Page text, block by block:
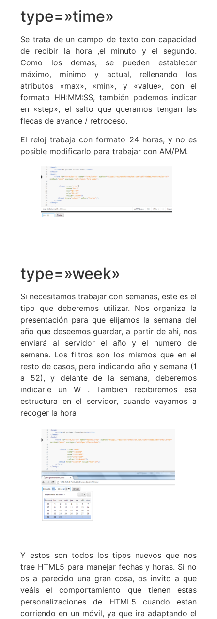
type=»time»
Se trata de un campo de texto con capacidad
de recibir la hora ,el minuto y el segundo.
Como los demas, se pueden establecer
máximo, mínimo y actual, rellenando los
atributos «max», «min», y «value», con el
formato HH:MM:SS, también podemos indicar
en «step», el salto que queramos tengan las
flecas de avance / retroceso.
El reloj trabaja con formato 24 horas, y no es
posible modificarlo para trabajar con AM/PM.
type=»week»
Si necesitamos trabajar con semanas, este es el
tipo que deberemos utilizar. Nos organiza la
presentación para que elijamos la semana del
año que deseemos guardar, a partir de ahi, nos
enviará al servidor el año y el numero de
semana. Los filtros son los mismos que en el
resto de casos, pero indicando año y semana (1
a 52), y delante de la semana, deberemos
indicarle un W . Tambien recibiremos esa
estructura en el servidor, cuando vayamos a
recoger la hora
Y estos son todos los tipos nuevos que nos
trae HTML5 para manejar fechas y horas. Si no
os a parecido una gran cosa, os invito a que
veáis el comportamiento que tienen estas
personalizaciones de HTML5 cuando estan
corriendo en un móvil, ya que ira adaptando el